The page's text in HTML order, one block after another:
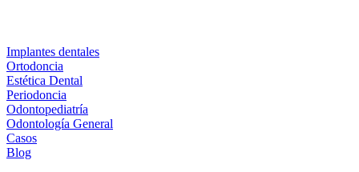
Implantes dentales
Ortodoncia
Estética Dental
Periodoncia
Odontopediatría
Odontología General
Casos
Blog